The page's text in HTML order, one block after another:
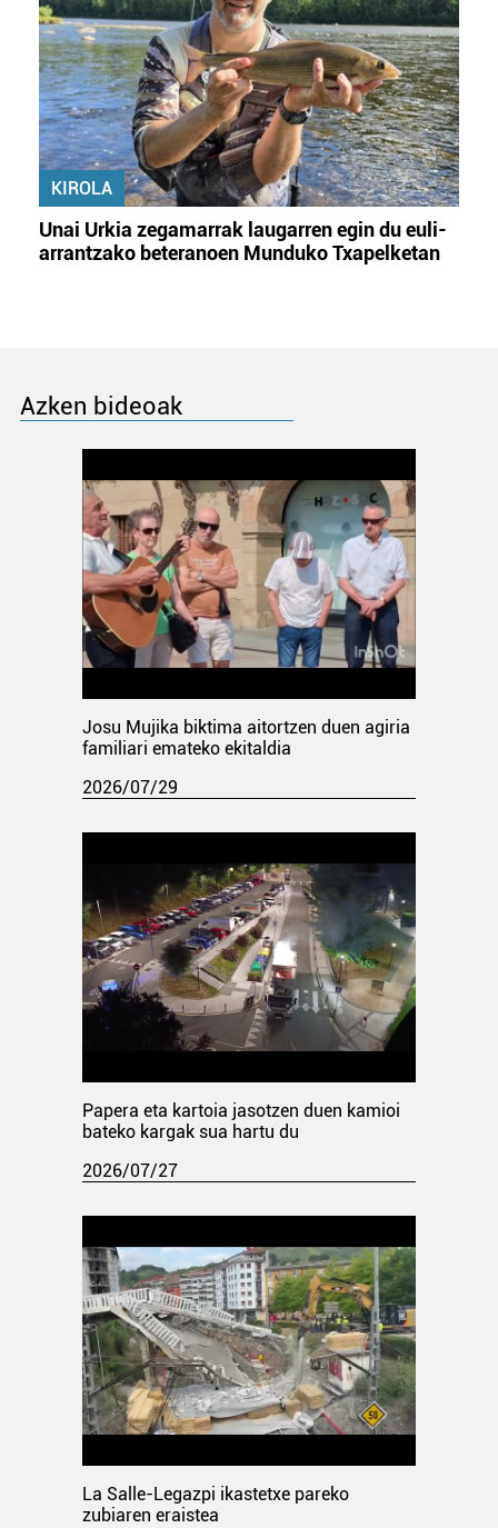
KIROLA
Unai Urkia zegamarrak laugarren egin du euli-
arrantzako beteranoen Munduko Txapelketan
Azken bideoak
Josu Mujika biktima aitortzen duen agiria
familiari emateko ekitaldia
2026/07/29
Papera eta kartoia jasotzen duen kamioi
bateko kargak sua hartu du
2026/07/27
La Salle-Legazpi ikastetxe pareko
zubiaren eraistea